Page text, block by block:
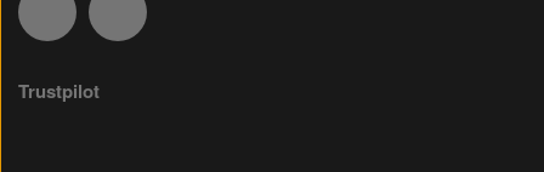
Trustpilot